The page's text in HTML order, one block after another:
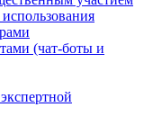
(чат-боты и